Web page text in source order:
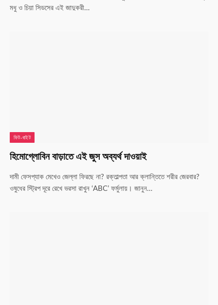
মধু ও চিয়া সিডসের এই জাদুকরী…
ফিট-বাইট
হিমোগ্লোবিন বাড়াতে এই জুস অব্যর্থ দাওয়াই
দামী ফেসপ্যাক মেখেও জেল্লা ফিরছে না? রক্তাল্পতা আর ক্লান্তিতে শরীর জেরবার?
ওষুধের স্ট্রিপ দূরে রেখে ভরসা রাখুন ‘ABC’ ফর্মুলায়। জানুন…